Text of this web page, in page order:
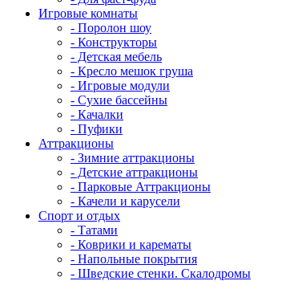
Игровые комнаты
- Поролон шоу
- Конструкторы
- Детская мебель
- Кресло мешок груша
- Игровые модули
- Сухие бассейны
- Качалки
- Пуфики
Аттракционы
- Зимние аттракционы
- Детские аттракционы
- Парковые Аттракционы
- Качели и карусели
Спорт и отдых
- Татами
- Коврики и карематы
- Напольные покрытия
- Шведские стенки. Скалодромы